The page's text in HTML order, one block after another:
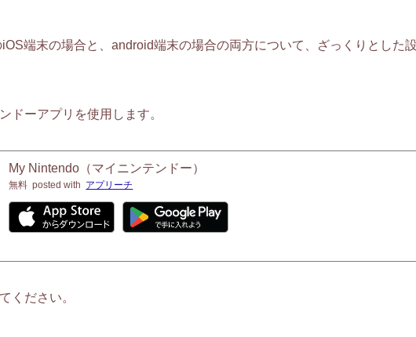
端末の場合と、android端末の場合の両方について、ざっくりとした
ドーアプリを使用します。
My Nintendo（マイニンテンドー）
無料 posted with アプリーチ
ください。